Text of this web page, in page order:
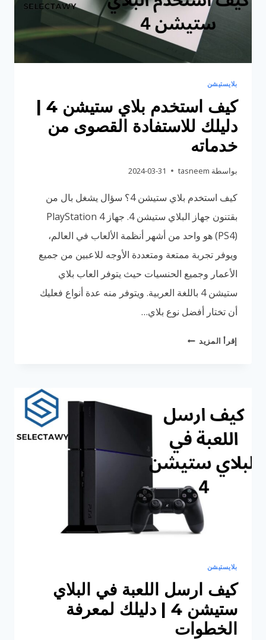
بلايستيشن
كيف استخدم بلاي ستيشن 4 |
دليلك للاستفادة القصوى من
خدماته
بواسطة tasneem
2024-03-31
كيف استخدم بلاي ستيشن 4؟ سؤال يشغل بال من
بقتنون جهاز البلاي ستيشن 4. جهاز PlayStation 4
(PS4) هو واحد من أشهر أنظمة الألعاب في العالم،
ويوفر تجربة ممتعة ومتعددة الأوجه للاعبين من جميع
الأعمار وجميع الحنسيات حيث يتوفر العاب بلاي
ستيشن 4 باللغة العربية. ويتوفر منه عدة أنواع فعليك
أن تختار أفضل نوع بلاي…
إقرأ المزيد كيف
|
دليلك
للاستفادة
القصوى
من
خدماته
بلايستيشن
كيف ارسل اللعبة في البلاي
ستيشن 4 | دليلك لمعرفة
الخطوات